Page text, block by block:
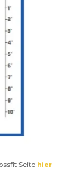
Seite hier